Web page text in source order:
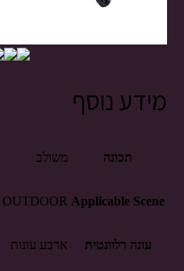
מידע נוסף
תכונה משולב
Applicable Scene
OUTDOOR
עונה רלוונטית ארבע עונות